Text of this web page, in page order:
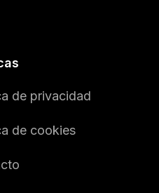
de privacidad
de cookies